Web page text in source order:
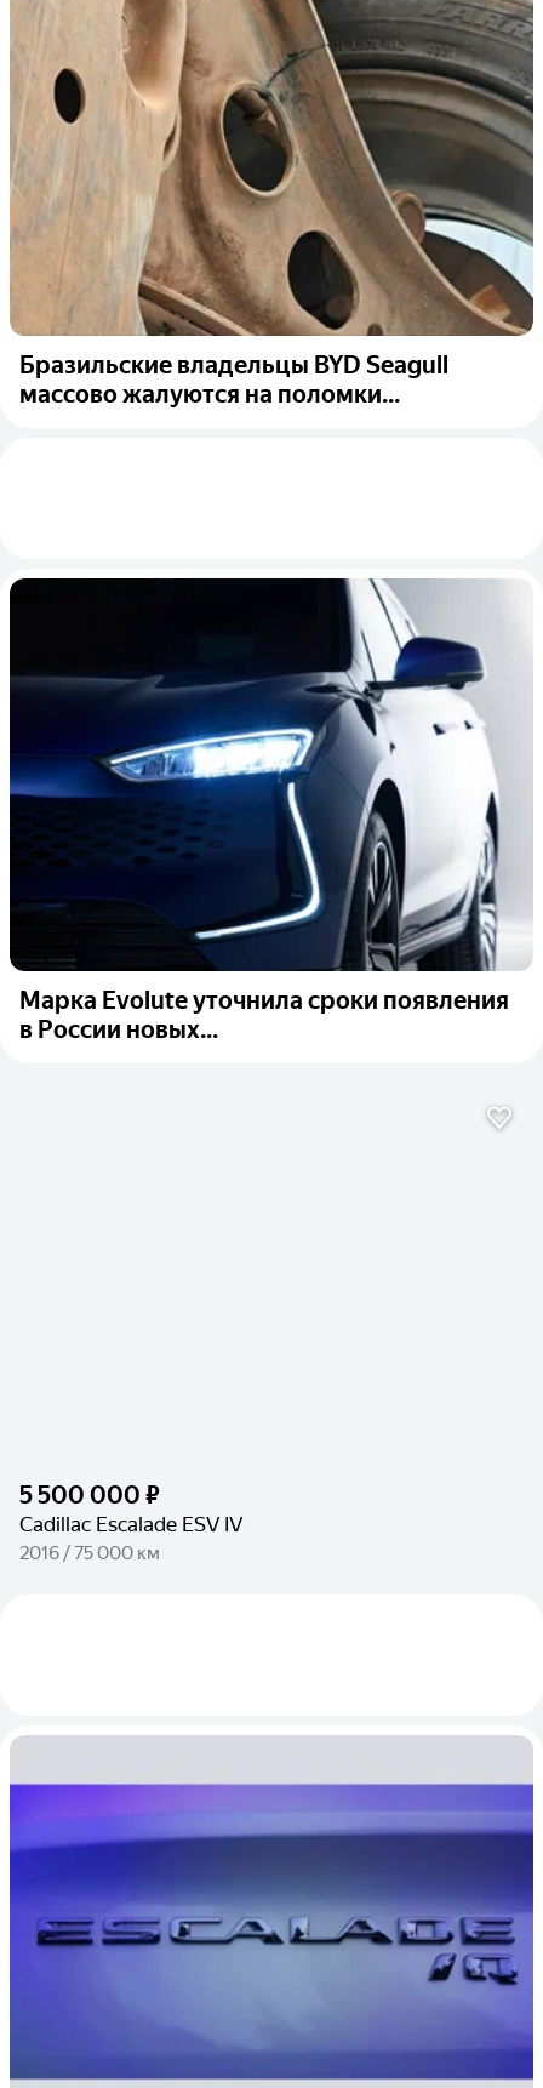
Бразильские владельцы BYD Seagull
массово жалуются на поломки...
Марка Evolute уточнила сроки появления
в России новых...
5 500 000 ₽
Cadillac Escalade ESV IV
2016 / 75 000 км